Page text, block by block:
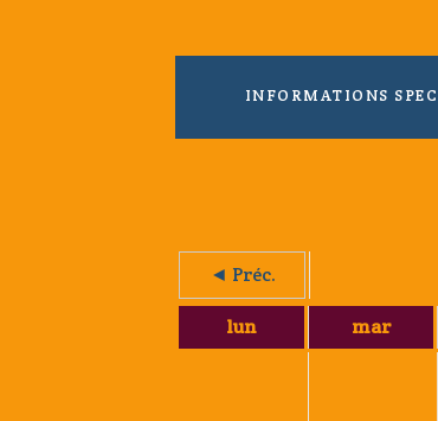
INFORMATIONS
◄ Préc.
lun mar